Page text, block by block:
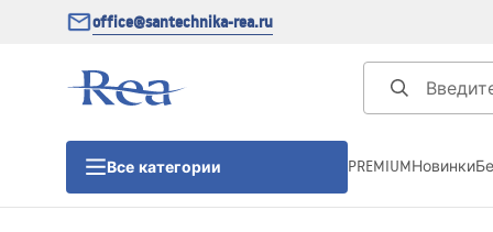
office@santechnika-rea.ru
Все категории PREMIUMНовинки